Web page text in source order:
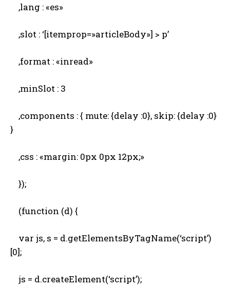
,lang : «es»
,slot : ‘[itemprop=»articleBody»] > p’
,format : «inread»
,minSlot : 3
,components : { mute: {delay :0}, skip: {delay :0}
}
,css : «margin: 0px 0px 12px;»
});
(function (d) {
var js, s = d.getElementsByTagName(‘script’)
[0];
js = d.createElement(‘script’);